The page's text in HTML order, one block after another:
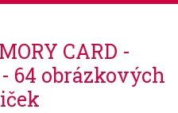
CARD -
64 obrázkových